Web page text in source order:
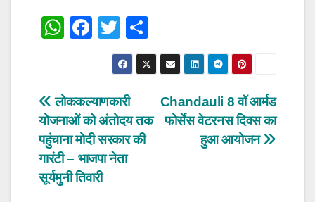
W
s
A
p
p
F
e
b
o
o
k
T
wi
tt
er
h
ar
e
Post
navigation
Chandauli 8 वॉ आर्मड
फोर्सेस वेटरनस दिवस का
हुआ आयोजन
लोककल्याणकारी
योजनाओं को अंतोदय तक
पहुंचाना मोदी सरकार की
गारंटी – भाजपा नेता
सूर्यमुनी तिवारी